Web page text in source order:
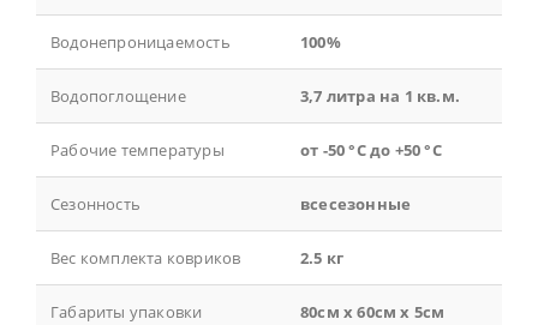
Водонепроницаемость 100%
Водопоглощение 3,7 литра на 1 кв.м.
Рабочие температуры от -50 °С до +50 °С
Сезонность всесезонные
Вес комплекта ковриков 2.5 кг
Габариты упаковки 80см x 60см x 5см